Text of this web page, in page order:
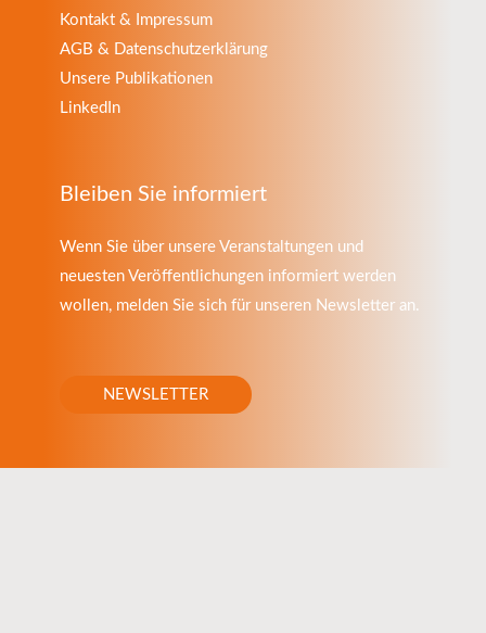
Kontakt & Impressum
AGB & Datenschutzerklärung
Unsere Publikationen
LinkedIn
Bleiben Sie informiert
Wenn Sie über unsere Veranstaltungen und
neuesten Veröffentlichungen informiert werden
wollen, melden Sie sich für unseren Newsletter an.
NEWSLETTER